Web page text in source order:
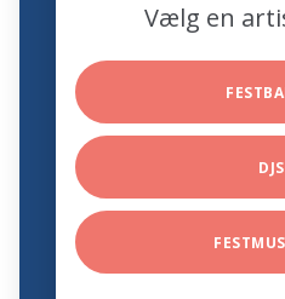
Vælg en
DJS